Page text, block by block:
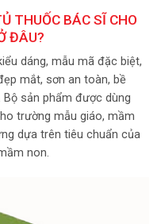
THUỐC BÁC SĨ CHO
ĐÂU?
dáng, mẫu mã đặc biệt,
mắt, sơn an toàn, bề
sản phẩm được dùng
trường mẫu giáo, mầm
dựa trên tiêu chuẩn của
non.